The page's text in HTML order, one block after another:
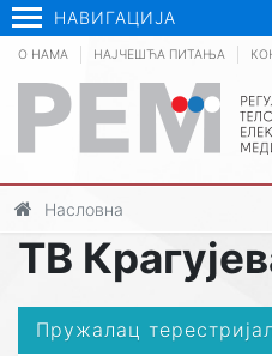
НАВИГАЦИЈА
О НАМА НАЈЧЕШЋА ПИТАЊА
Насловна
ТВ
Пружалац